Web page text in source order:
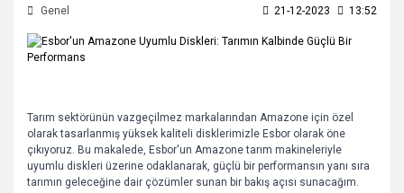
Genel 21-12-2023 13:52
Tarım sektörünün vazgeçilmez markalarından Amazone için özel
olarak tasarlanmış yüksek kaliteli disklerimizle Esbor olarak öne
çıkıyoruz. Bu makalede, Esbor'un Amazone tarım makineleriyle
uyumlu diskleri üzerine odaklanarak, güçlü bir performansın yanı sıra
tarımın geleceğine dair çözümler sunan bir bakış açısı sunacağım.